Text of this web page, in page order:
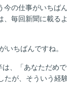
今の仕事がいちば
、毎回新聞に載る
いちばんですね。
は、「あなただめ
たが、そういう経